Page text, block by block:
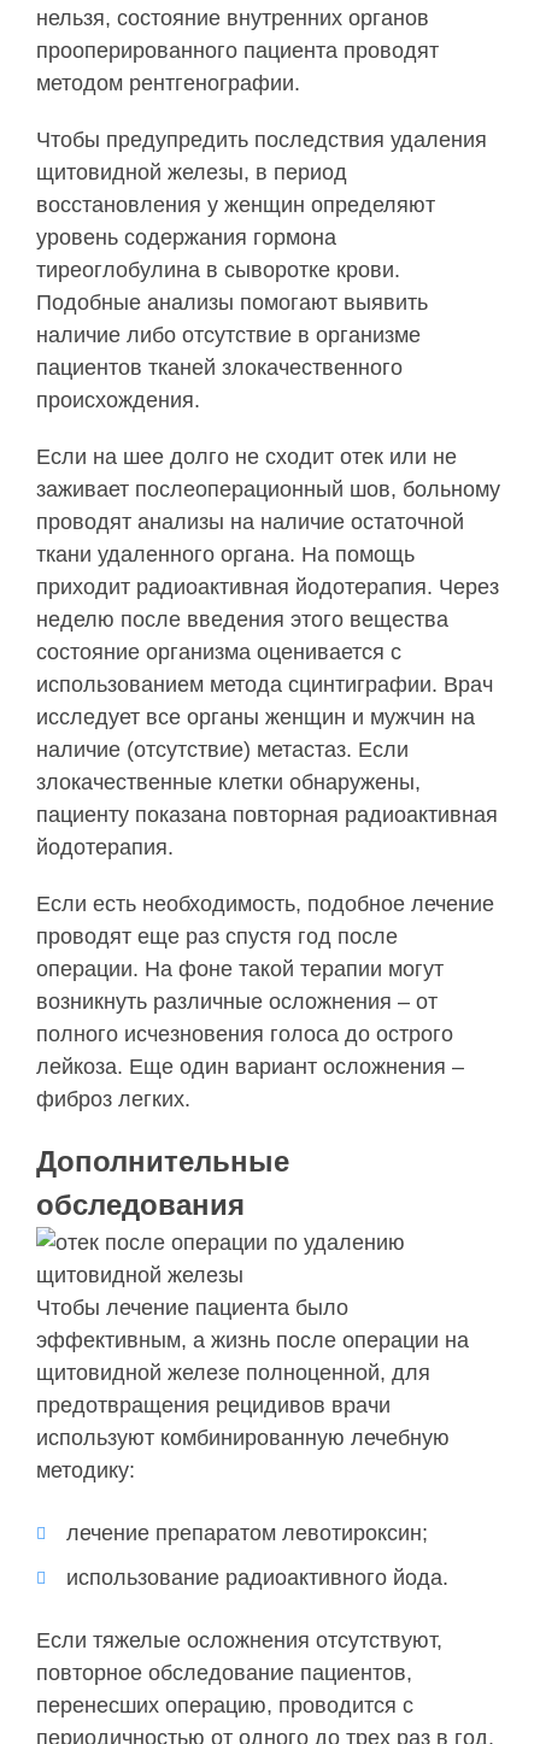
нельзя, состояние внутренних органов
прооперированного пациента проводят
методом рентгенографии.
Чтобы предупредить последствия удаления
щитовидной железы, в период
восстановления у женщин определяют
уровень содержания гормона
тиреоглобулина в сыворотке крови.
Подобные анализы помогают выявить
наличие либо отсутствие в организме
пациентов тканей злокачественного
происхождения.
Если на шее долго не сходит отек или не
заживает послеоперационный шов, больному
проводят анализы на наличие остаточной
ткани удаленного органа. На помощь
приходит радиоактивная йодотерапия. Через
неделю после введения этого вещества
состояние организма оценивается с
использованием метода сцинтиграфии. Врач
исследует все органы женщин и мужчин на
наличие (отсутствие) метастаз. Если
злокачественные клетки обнаружены,
пациенту показана повторная радиоактивная
йодотерапия.
Если есть необходимость, подобное лечение
проводят еще раз спустя год после
операции. На фоне такой терапии могут
возникнуть различные осложнения – от
полного исчезновения голоса до острого
лейкоза. Еще один вариант осложнения –
фиброз легких.
Дополнительные
обследования
Чтобы лечение пациента было
эффективным, а жизнь после операции на
щитовидной железе полноценной, для
предотвращения рецидивов врачи
используют комбинированную лечебную
методику:
лечение препаратом левотироксин;
использование радиоактивного йода.
Если тяжелые осложнения отсутствуют,
повторное обследование пациентов,
перенесших операцию, проводится с
периодичностью от одного до трех раз в год.